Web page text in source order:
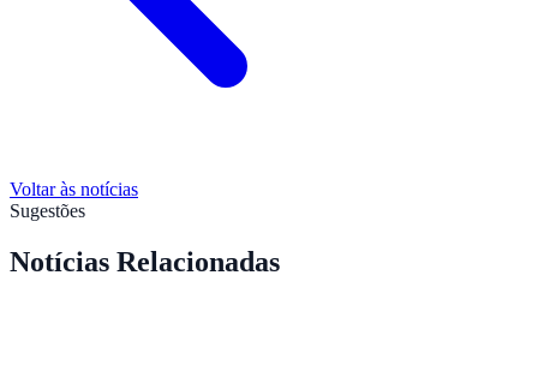
Voltar às notícias
Sugestões
Notícias Relacionadas